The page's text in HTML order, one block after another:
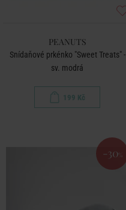
PEANUTS
Snídaňové prkénko "Sweet Treats" -
sv. modrá
199 Kč
-30 %